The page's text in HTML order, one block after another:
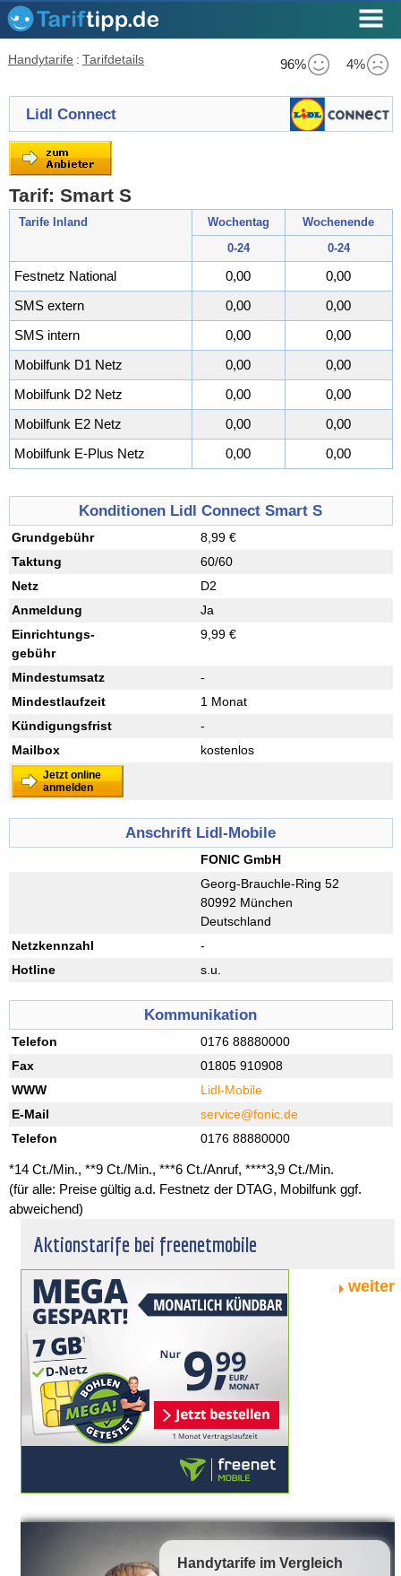
96% 4%
Handytarife : Tarifdetails
Lidl Connect
Tarif: Smart S
Tarife Inland Wochentag Wochenende
0-24 0-24
Festnetz National 0,00
0,00
SMS extern
0,00
0,00
SMS intern
0,00
0,00
Mobilfunk D1 Netz
0,00
0,00
Mobilfunk D2 Netz
0,00
0,00
Mobilfunk E2 Netz
0,00
0,00
Mobilfunk E-Plus Netz
0,00 0,00
Konditionen Lidl Connect Smart S
Grundgebühr
8,99 €
Taktung
60/60
Netz
D2
Anmeldung
Ja
Einrichtungs-
gebühr
9,99 €
Mindestumsatz
-
Mindestlaufzeit
1 Monat
Kündigungsfrist
-
Mailbox
kostenlos
Jetzt online
anmelden
Anschrift Lidl-Mobile
FONIC GmbH
Georg-Brauchle-Ring 52
80992 München
Deutschland
Netzkennzahl
-
Hotline
s.u.
Kommunikation
Telefon
0176 88880000
Fax
01805 910908
WWW
Lidl-Mobile
E-Mail
service@fonic.de
Telefon
0176 88880000
*14 Ct./Min., **9 Ct./Min., ***6 Ct./Anruf, ****3,9 Ct./Min.
(für alle: Preise gültig a.d. Festnetz der DTAG, Mobilfunk ggf.
abweichend)
Aktionstarife bei freenetmobile
weiter
Handytarife im Vergleich